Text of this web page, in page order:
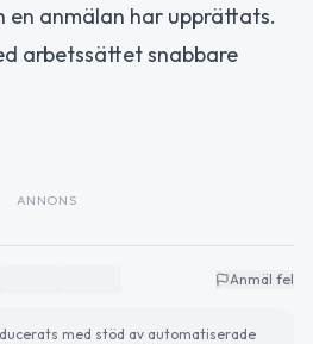
en anmälan har upprättats.
arbetssättet snabbare
ANNONS
Anmäl fel
med stöd av automatiserade